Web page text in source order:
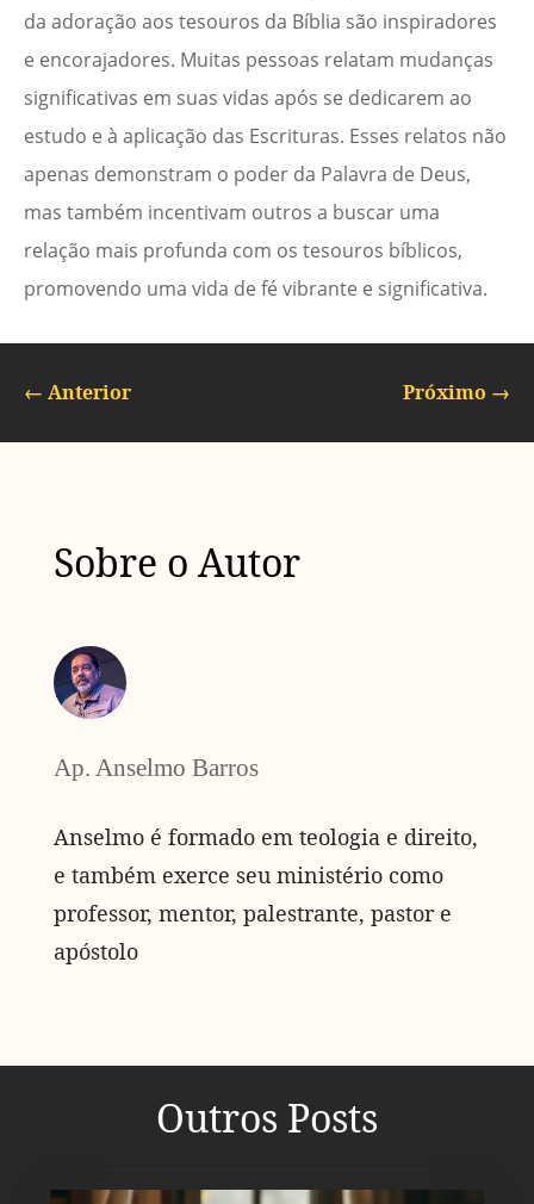
da adoração aos tesouros da Bíblia são inspiradores
e encorajadores. Muitas pessoas relatam mudanças
significativas em suas vidas após se dedicarem ao
estudo e à aplicação das Escrituras. Esses relatos não
apenas demonstram o poder da Palavra de Deus,
mas também incentivam outros a buscar uma
relação mais profunda com os tesouros bíblicos,
promovendo uma vida de fé vibrante e significativa.
← Anterior Próximo →
Sobre o Autor
Ap. Anselmo Barros
Anselmo é formado em teologia e direito,
e também exerce seu ministério como
professor, mentor, palestrante, pastor e
apóstolo
Outros Posts